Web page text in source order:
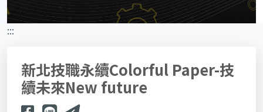
:::
新北技職永續Colorful Paper-技
續未來New future